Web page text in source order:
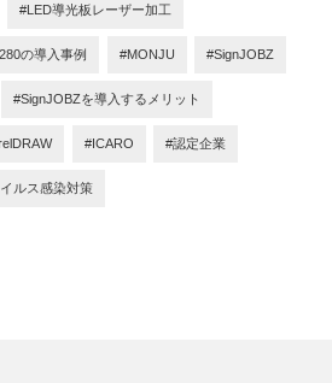
#LED導光板レーザー加工
の導入事例 #MONJU #SignJOBZ
#SignJOBZを導入するメリット
#ICARO #認定企業
ルス感染対策